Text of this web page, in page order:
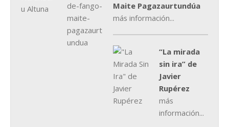
Maite Pagazaurtundúa
más información...
“La mirada
sin ira” de
Javier
Rupérez
más
información...